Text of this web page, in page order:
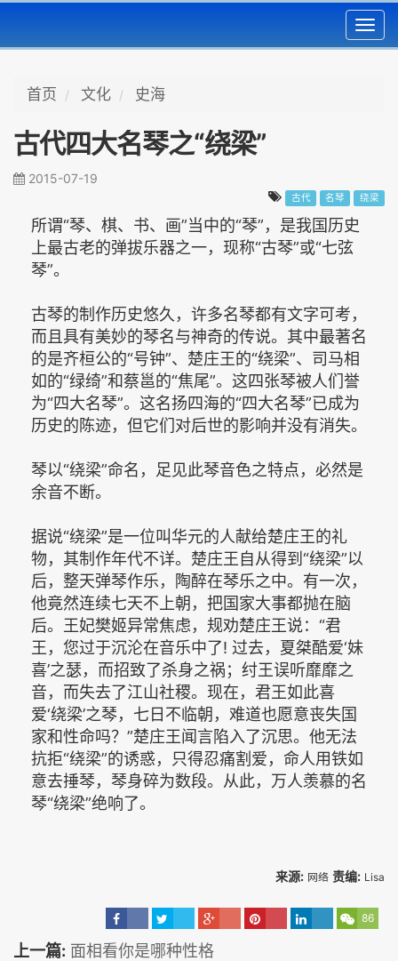
首页 文化 史海
古代四大名琴之“绕梁”
2015-07-19
古代 名琴 绕梁
所谓“琴、棋、书、画”当中的“琴”，是我国历史
上最古老的弹拔乐器之一，现称“古琴”或“七弦
琴”。
古琴的制作历史悠久，许多名琴都有文字可考，
而且具有美妙的琴名与神奇的传说。其中最著名
的是齐桓公的“号钟”、楚庄王的“绕梁”、司马相
如的“绿绮”和蔡邕的“焦尾”。这四张琴被人们誉
为“四大名琴”。这名扬四海的“四大名琴”已成为
历史的陈迹，但它们对后世的影响并没有消失。
琴以“绕梁”命名，足见此琴音色之特点，必然是
余音不断。
据说“绕梁”是一位叫华元的人献给楚庄王的礼
物，其制作年代不详。楚庄王自从得到“绕梁”以
后，整天弹琴作乐，陶醉在琴乐之中。有一次，
他竟然连续七天不上朝，把国家大事都抛在脑
后。王妃樊姬异常焦虑，规劝楚庄王说：“君
王，您过于沉沦在音乐中了! 过去，夏桀酷爱‘妹
喜’之瑟，而招致了杀身之祸；纣王误听靡靡之
音，而失去了江山社稷。现在，君王如此喜
爱‘绕梁’之琴，七日不临朝，难道也愿意丧失国
家和性命吗？”楚庄王闻言陷入了沉思。他无法
抗拒“绕梁”的诱惑，只得忍痛割爱，命人用铁如
意去捶琴，琴身碎为数段。从此，万人羡慕的名
琴“绕梁”绝响了。
来源: 网络 责编: Lisa
86
上一篇: 面相看你是哪种性格